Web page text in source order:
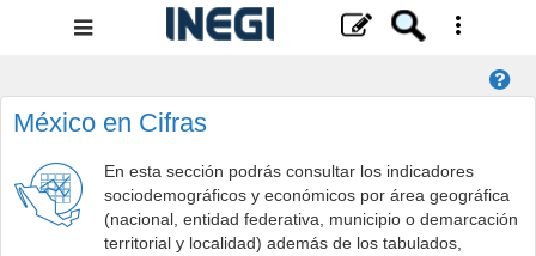
Menú
México en Cifras
En esta sección podrás consultar los indicadores
sociodemográficos y económicos por área geográfica
(nacional, entidad federativa, municipio o demarcación
territorial y localidad) además de los tabulados,